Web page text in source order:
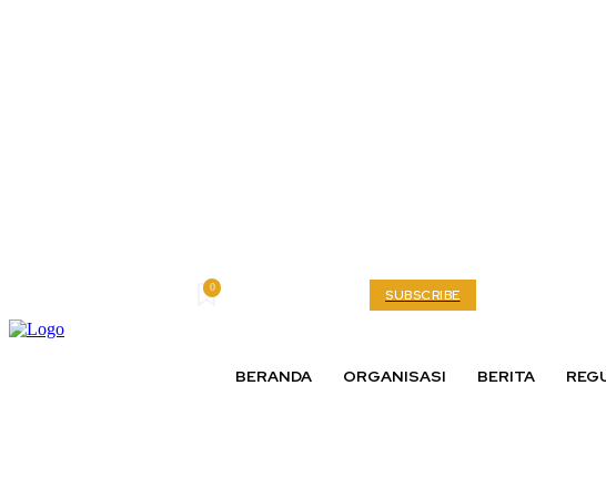
0 SUBSCRIBE
BERANDA ORGANISASI BERITA